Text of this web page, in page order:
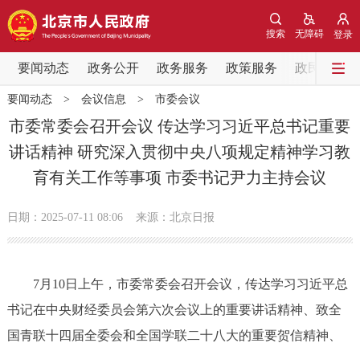
登录
无障碍
搜索
要闻动态 政务公开 政务服务 政策服务 政民互动
要闻动态
党中央精神 国务院信息
北京要闻 会议信息 部门动态
政务公开
市领导 机构职能 政策服务
政策兑现 政策解读 回应关切
要闻动态> 会议信息 > 市委会议
市委常委会召开会议 传达学习习近平总书记重要
讲话精神 研究深入贯彻中央八项规定精神学习教
育有关工作等事项 市委书记尹力主持会议
日期：2025-07-11 08:06 来源：北京日报
7月10日上午，市委常委会召开会议，传达学习习近平总
书记在中央财经委员会第六次会议上的重要讲话精神、致全
国青联十四届全委会和全国学联二十八大的重要贺信精神、